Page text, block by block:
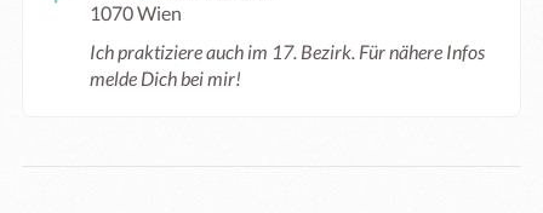
1070 Wien
Ich praktiziere auch im 17. Bezirk. Für nähere Infos
melde Dich bei mir!